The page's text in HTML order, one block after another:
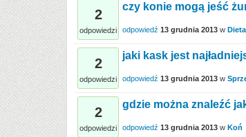
2
odpowiedzi
czy konie mogą jeść
odpowiedź 13 grudnia 2013 w Dieta
2
odpowiedzi
jaki kask jest
odpowiedź 13 grudnia 2013 w
2
odpowiedzi
gdzie można znaleźć
odpowiedź 13 grudnia 2013 w Koń